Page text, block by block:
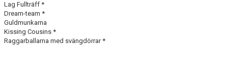
Lag Fullträff *
Dream-team *
Guldmunkarna
Kissing Cousins *
Raggarballarna med svängdörrar *